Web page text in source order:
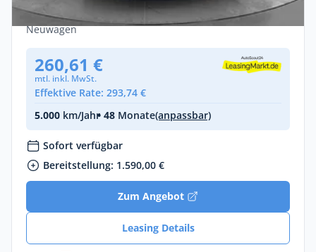
Diesel • Automatik •131 PS (96 kW)
Neuwagen
260,61 €
mtl. inkl. MwSt.
Effektive Rate: 293,74 €
5.000 km/Jahr• 48 Monate(anpassbar)
Sofort verfügbar
Bereitstellung: 1.590,00 €
Zum Angebot
Leasing Details